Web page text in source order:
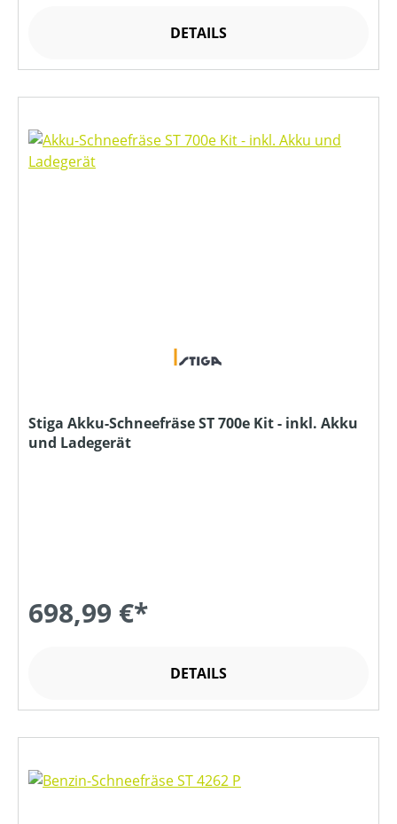
DETAILS
Stiga Akku-Schneefräse ST 700e Kit - inkl. Akku
und Ladegerät
698,99 €*
DETAILS